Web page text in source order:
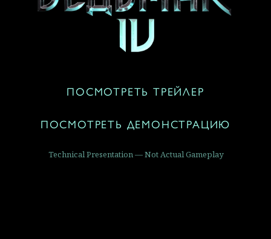
ПОСМОТРЕТЬ ТРЕЙЛЕР
ПОСМОТРЕТЬ ДЕМОНСТРАЦИЮ
Technical Presentation — Not Actual Gameplay